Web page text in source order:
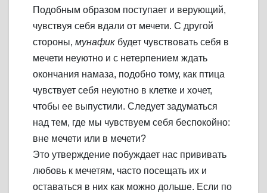
Подобным образом поступает и верующий,
чувствуя себя вдали от мечети. С другой
стороны, мунафик будет чувствовать себя в
мечети неуютно и с нетерпением ждать
окончания намаза, подобно тому, как птица
чувствует себя неуютно в клетке и хочет,
чтобы ее выпустили. Следует задуматься
над тем, где мы чувствуем себя беспокойно:
вне мечети или в мечети?
Это утверждение побуждает нас прививать
любовь к мечетям, часто посещать их и
оставаться в них как можно дольше. Если по